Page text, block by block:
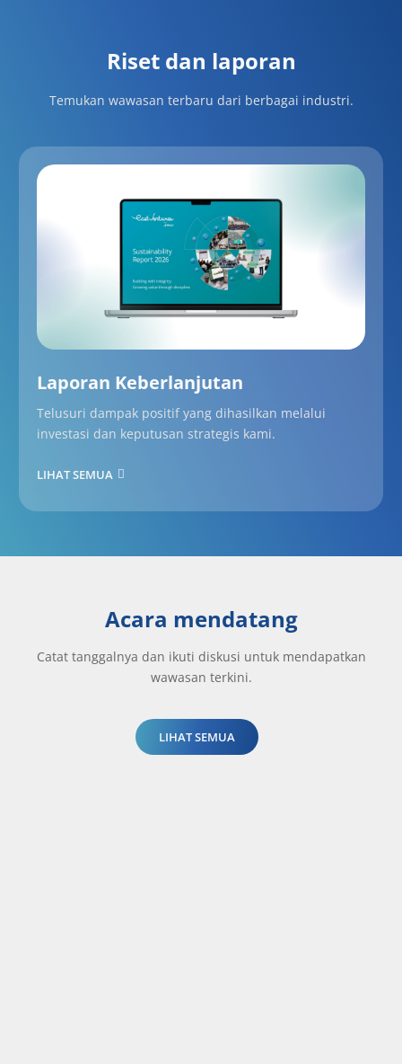
Riset dan laporan
Temukan wawasan terbaru dari berbagai industri.
Laporan Keberlanjutan
Telusuri dampak positif yang dihasilkan melalui
investasi dan keputusan strategis kami.
LIHAT SEMUA
Acara mendatang
Catat tanggalnya dan ikuti diskusi untuk mendapatkan
wawasan terkini.
LIHAT SEMUA